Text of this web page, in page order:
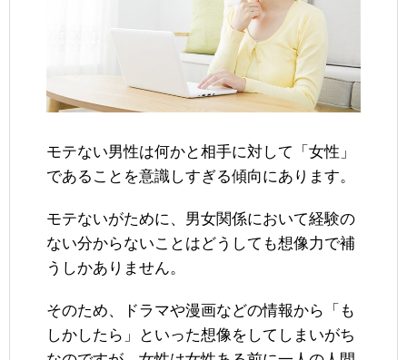
モテない男性は何かと相手に対して「女性」
であることを意識しすぎる傾向にあります。
モテないがために、男女関係において経験の
ない分からないことはどうしても想像力で補
うしかありません。
そのため、ドラマや漫画などの情報から「も
しかしたら」といった想像をしてしまいがち